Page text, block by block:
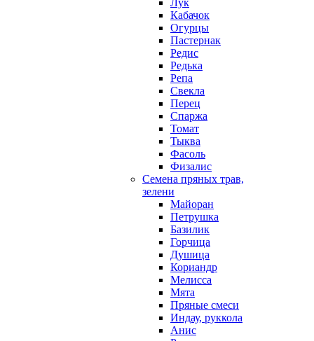
Лук
Кабачок
Огурцы
Пастернак
Редис
Редька
Репа
Свекла
Перец
Спаржа
Томат
Тыква
Фасоль
Физалис
Семена пряных трав,
зелени
Майоран
Петрушка
Базилик
Горчица
Душица
Кориандр
Мелисса
Мята
Пряные смеси
Индау, руккола
Анис